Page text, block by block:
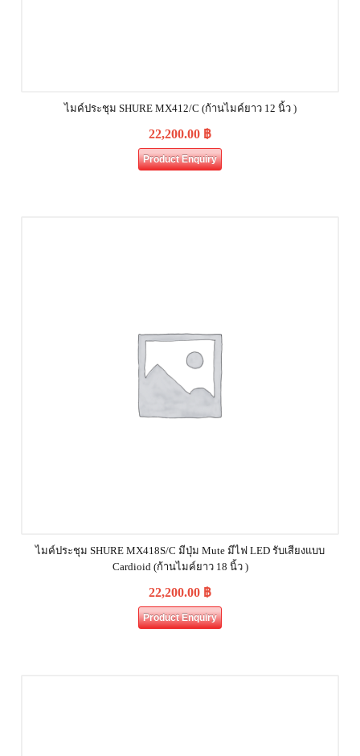
ไมค์ประชุม SHURE MX412/C (ก้านไมค์ยาว 12 นิ้ว )
22,200.00 ฿
Product Enquiry
ไมค์ประชุม SHURE MX418S/C มีปุ่ม Mute มีไฟ LED รับเสียงแบบ
Cardioid (ก้านไมค์ยาว 18 นิ้ว )
22,200.00 ฿
Product Enquiry